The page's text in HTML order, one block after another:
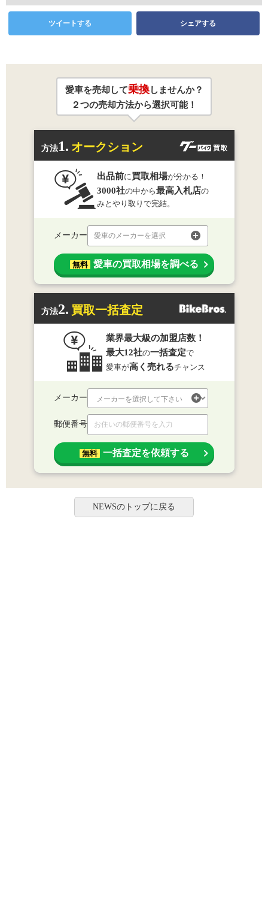
ツイートする シェアする
愛車を売却して乗換しませんか？
２つの売却方法から選択可能！
方法1. オークション
出品前に 買取相場が分かる！
3000社の中から最高入札店の
みとやり取りで完結。
メーカー 愛車のメーカーを選択
無料 愛車の買取相場を調べる
方法2. 買取一括査定
業界最大級の加盟店数！
最大12社の一括査定で
愛車が高く売れるチャンス
メーカー
郵便番号
無料 一括査定を依頼する
NEWSのトップに戻る